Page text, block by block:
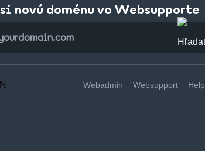
novú doménu vo Websupporte
Webadmin Websupport Help